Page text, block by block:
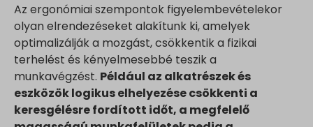
Az ergonómiai szempontok figyelembevételekor
olyan elrendezéseket alakítunk ki, amelyek
optimalizálják a mozgást, csökkentik a fizikai
terhelést és kényelmesebbé teszik a
munkavégzést. Például az alkatrészek és
eszközök logikus elhelyezése csökkenti a
keresgélésre fordított időt, a megfelelő